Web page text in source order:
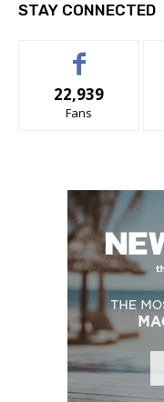
STAY CONNECTED
22,939
Fans